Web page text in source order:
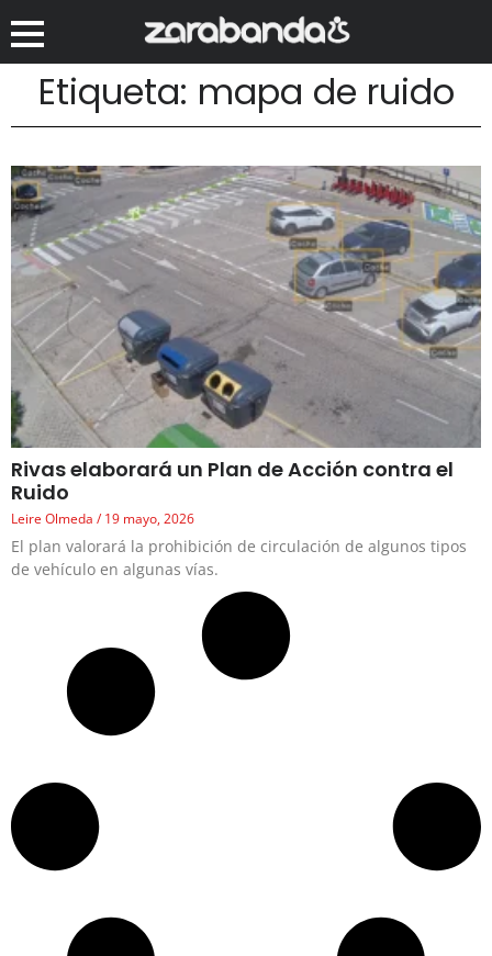
Etiqueta: mapa de ruido
Rivas elaborará un Plan de Acción contra el
Ruido
Leire Olmeda 19 mayo, 2026
El plan valorará la prohibición de circulación de algunos tipos
de vehículo en algunas vías.